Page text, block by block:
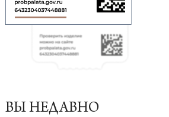
ВЫ НЕДАВНО